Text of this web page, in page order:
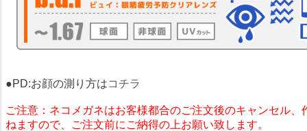
●PD:お顔の測り方はコチラ
ご注意：ネコメガネはお客様都合のご注文後のキャンセル、
ねますので、ご注文前にご納得の上お願い致します。